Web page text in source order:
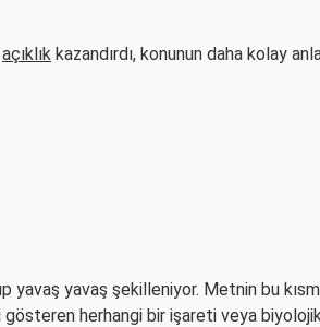
açıklık kazandırdı, konunun daha kolay
yavaş yavaş şekilleniyor. Metnin bu
gösteren herhangi bir işareti veya